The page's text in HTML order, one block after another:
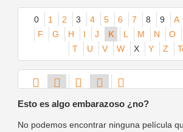
0 1 2 3 4 5 6 7 8 9 A
F
G H I J K L M N O
T
U V W X Y Z
Esto es algo embarazoso ¿no?
No podemos encontrar ninguna película